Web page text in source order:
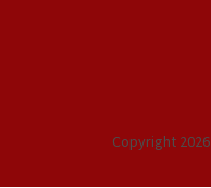
Copyright 2026